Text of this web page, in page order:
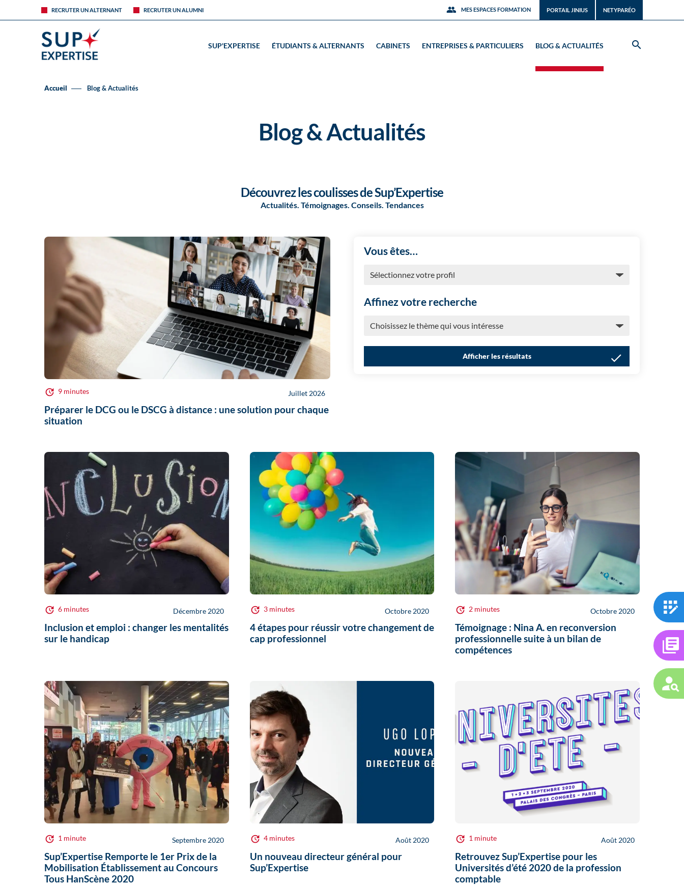
RECRUTER UN ALTERNANT RECRUTER UN ALUMNI MES ESPACES FORMATION PORTAIL JINIUS NETYPARÉO
SUP'EXPERTISE ÉTUDIANTS & ALTERNANTS CABINETS ENTREPRISES & PARTICULIERS BLOG & ACTUALITÉS
Accueil Blog & Actualités
Blog & Actualités
Découvrez les coulisses de Sup’Expertise
Actualités. Témoignages. Conseils. Tendances
9 minutes Juillet 2026
Préparer le DCG ou le DSCG à distance : une solution pour chaque
situation
Vous êtes…
Affinez votre recherche
6 minutes Décembre 2020
Inclusion et emploi : changer les mentalités
sur le handicap
3 minutes Octobre 2020
4 étapes pour réussir votre changement de
cap professionnel
2 minutes Octobre 2020
Témoignage : Nina A. en reconversion
professionnelle suite à un bilan de
compétences
1 minute Septembre 2020
Sup’Expertise Remporte le 1er Prix de la
Mobilisation Établissement au Concours
Tous HanScène 2020
4 minutes Août 2020
Un nouveau directeur général pour
Sup’Expertise
1 minute Août 2020
Retrouvez Sup’Expertise pour les
Universités d’été 2020 de la profession
comptable